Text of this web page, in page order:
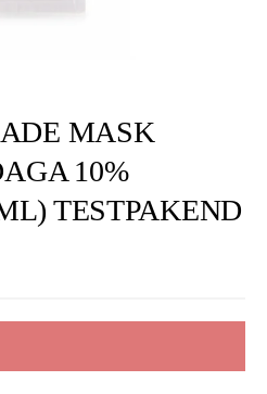
MASK
10%
TESTPAKEND